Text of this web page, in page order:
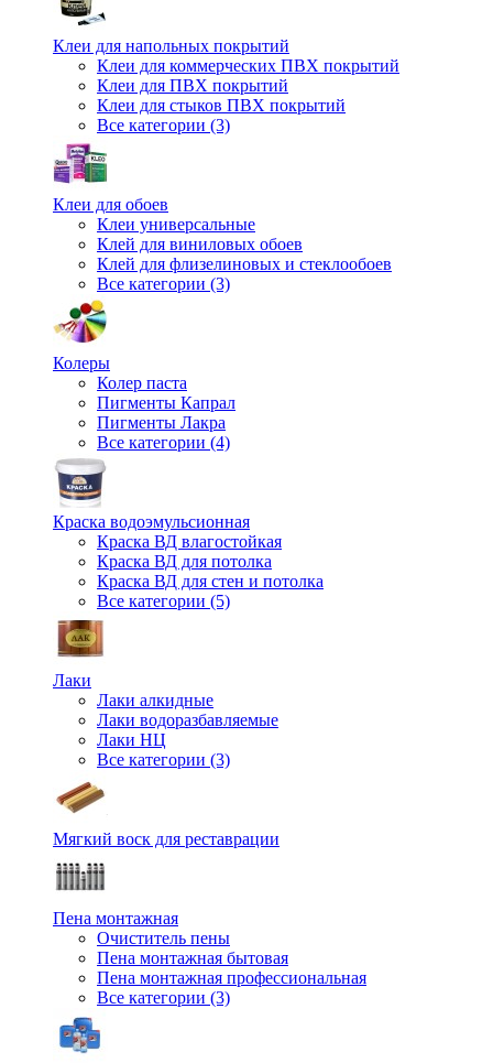
Клеи для напольных покрытий
Клеи для коммерческих ПВХ покрытий
Клеи для ПВХ покрытий
Клеи для стыков ПВХ покрытий
Все категории (3)
Клеи для обоев
Клеи универсальные
Клей для виниловых обоев
Клей для флизелиновых и стеклообоев
Все категории (3)
Колеры
Колер паста
Пигменты Капрал
Пигменты Лакра
Все категории (4)
Краска водоэмульсионная
Краска ВД влагостойкая
Краска ВД для потолка
Краска ВД для стен и потолка
Все категории (5)
Лаки
Лаки алкидные
Лаки водоразбавляемые
Лаки НЦ
Все категории (3)
Мягкий воск для реставрации
Пена монтажная
Очиститель пены
Пена монтажная бытовая
Пена монтажная профессиональная
Все категории (3)